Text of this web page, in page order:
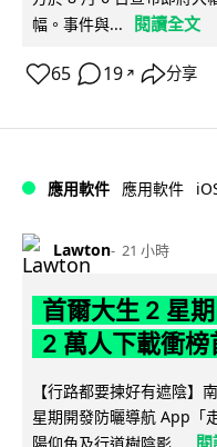
幅。事件與...
閱讀全文
65 19 ↗ 分享
應用軟件 應用軟件
Lawton 21 小時
首爾大生 2 星
2 萬人下載衝榜
【行路都要揀好有遮陰】
星期開發防曬導航 App「